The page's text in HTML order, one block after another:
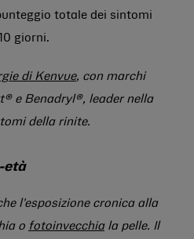
totale dei sintomi
giorni.
di Kenvue, con marchi
e Benadryl®, leader nella
della rinite.
età
l'esposizione cronica alla
o fotoinvecchiala pelle. Il